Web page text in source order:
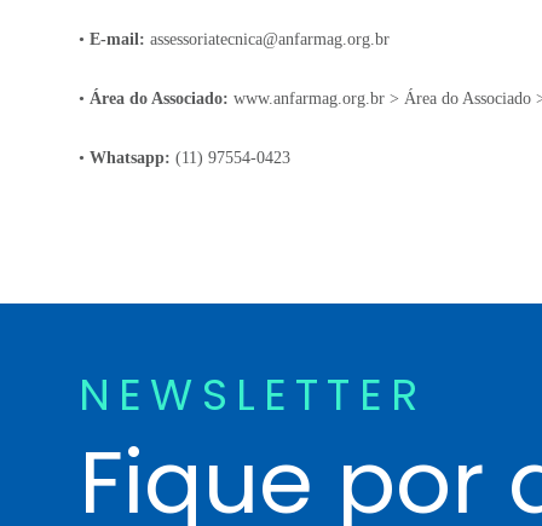
• E-mail: assessoriatecnica@anfarmag.org.br
• Área do Associado: www.anfarmag.org.br > Área do Associado
• Whatsapp: (11) 97554-0423
NEWSLETTER
Fique por